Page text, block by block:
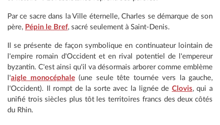
Par ce sacre dans la Ville éternelle, Charles se démarque de son
père, Pépin le Bref, sacré seulement à Saint-Denis.
Il se présente de façon symbolique en continuateur lointain de
l'empire romain d'Occident et en rival potentiel de l'empereur
byzantin. C'est ainsi qu'il va désormais arborer comme emblème
l'aigle monocéphale(une seule tête tournée vers la gauche,
l'Occident). Il rompt de la sorte avec la lignée de Clovis, qui a
unifié trois siècles plus tôt les territoires francs des deux côtés
du Rhin.